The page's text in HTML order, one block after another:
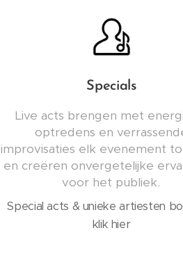
Specials
Live acts brengen met
optredens en
improvisaties elk evenement
en creëren onvergetelijke
voor het publiek.
Special acts & unieke artiesten
klik hier